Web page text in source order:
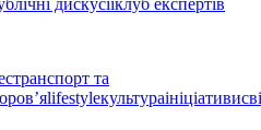
транспорт та
lifestyleкультураініціативи